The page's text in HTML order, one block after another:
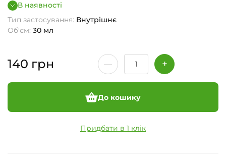
В наявності
Тип застосування: Внутрішнє
Об'єм: 30 мл
140 грн
До кошику
Придбати в 1 клік